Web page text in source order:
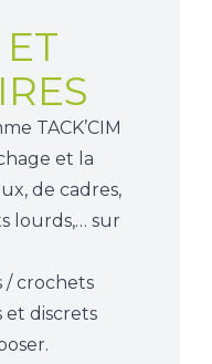
TACK’CIM
et la
de cadres,
lourds,… sur
/ crochets
et discrets